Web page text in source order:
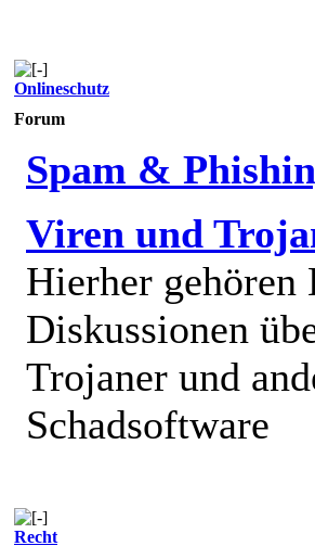
Onlineschutz
Forum
Spam &
Viren und
Hierher gehören
Diskussionen
Trojaner und
Schadsoftware
Recht